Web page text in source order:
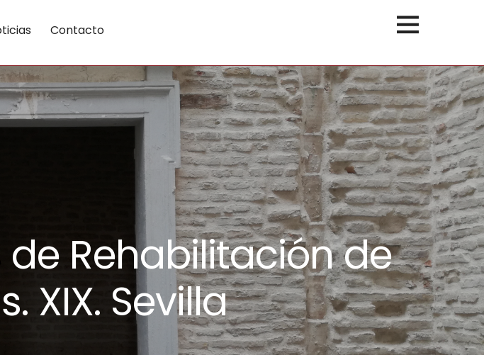
Contacto
Rehabilitación de
XIX. Sevilla